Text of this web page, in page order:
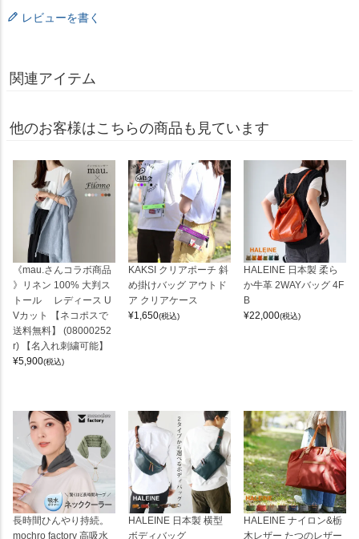
レビューを書く
関連アイテム
他のお客様はこちらの商品も見ています
《mau.さんコラボ商品
》リネン 100% 大判ス
トール レディース U
Vカット 【ネコポスで
送料無料】 (08000252
r) 【名入れ刺繍可能】
¥5,900(税込)
KAKSI クリアポーチ 斜
め掛けバッグ アウトド
ア クリアケース
¥1,650(税込)
HALEINE 日本製 柔ら
か牛革 2WAYバッグ 4F
B
¥22,000(税込)
長時間ひんやり持続。
mochro factory 高吸水
HALEINE 日本製 横型
ボディバッグ
HALEINE ナイロン&栃
木レザー たつのレザー